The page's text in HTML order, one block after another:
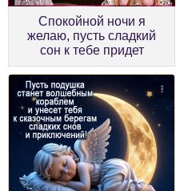
Спокойной ночи я
желаю, пусть сладкий
сон к тебе придет